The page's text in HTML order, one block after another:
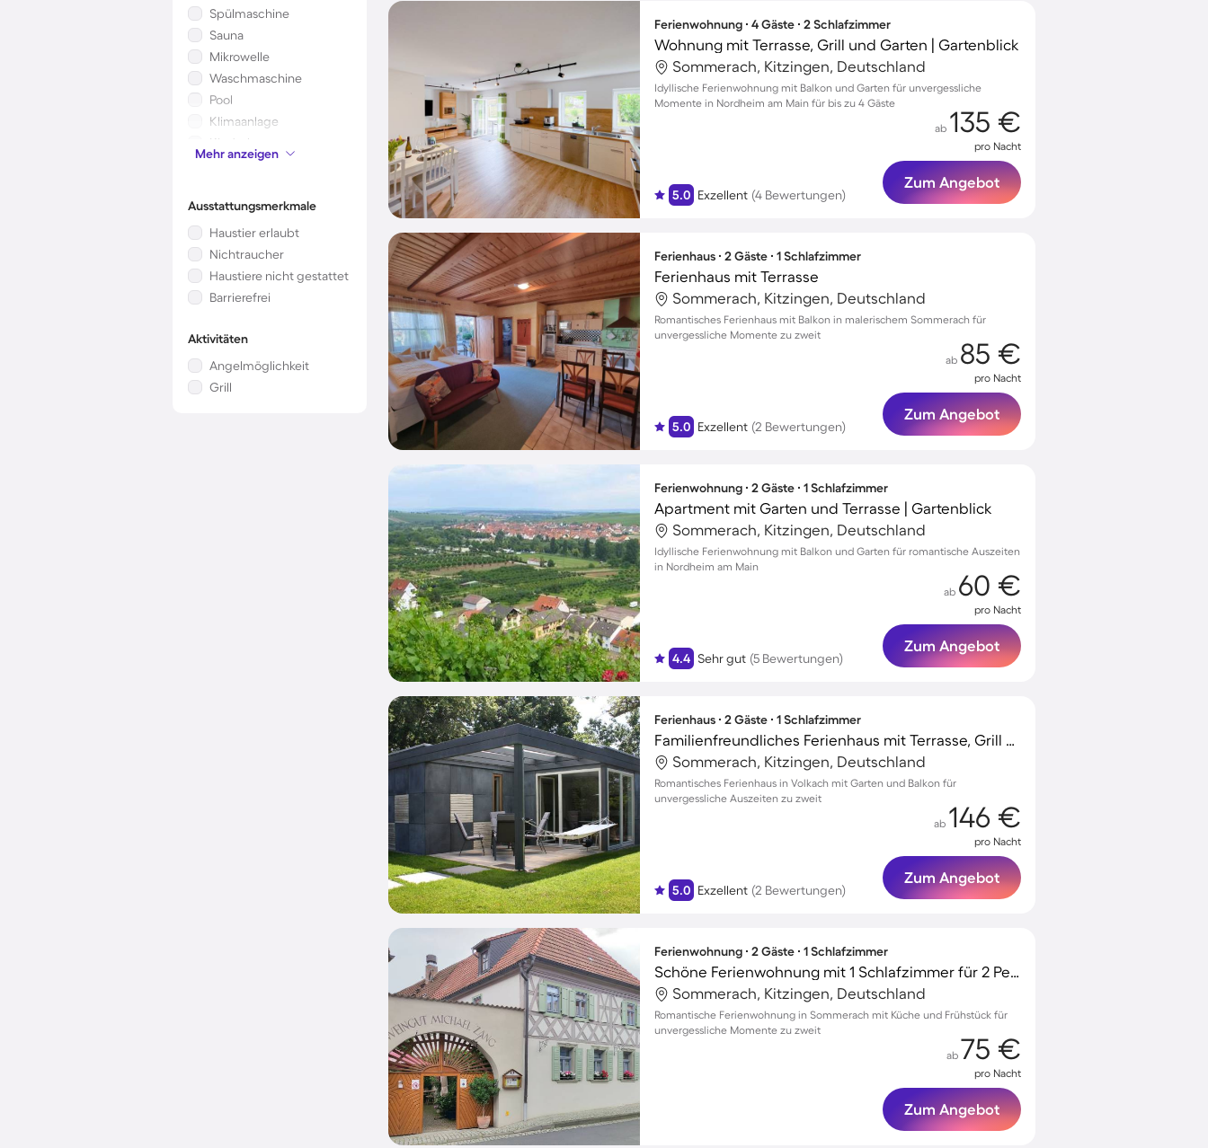
Spülmaschine
Sauna
Mikrowelle
Waschmaschine
Pool
Klimaanlage
Kinderbett
Mehr anzeigen
Ausstattungsmerkmale
Haustier erlaubt
Nichtraucher
Haustiere nicht gestattet
Barrierefrei
Aktivitäten
Angelmöglichkeit
Grill
Ferienwohnung ∙ 4 Gäste ∙ 2 Schlafzimmer
Wohnung mit Terrasse, Grill und Garten | Gartenblick
Sommerach, Kitzingen, Deutschland
Idyllische Ferienwohnung mit Balkon und Garten für unvergessliche
Momente in Nordheim am Main für bis zu 4 Gäste
5.0 Exzellent (4 Bewertungen)
ab 135 €
pro Nacht
Zum Angebot
Ferienhaus ∙ 2 Gäste ∙ 1 Schlafzimmer
Ferienhaus mit Terrasse
Sommerach, Kitzingen, Deutschland
Romantisches Ferienhaus mit Balkon in malerischem Sommerach für
unvergessliche Momente zu zweit
5.0 Exzellent (2 Bewertungen)
ab 85 €
pro Nacht
Zum Angebot
Ferienwohnung ∙ 2 Gäste ∙ 1 Schlafzimmer
Apartment mit Garten und Terrasse | Gartenblick
Sommerach, Kitzingen, Deutschland
Idyllische Ferienwohnung mit Balkon und Garten für romantische Auszeiten
in Nordheim am Main
4.4 Sehr gut (5 Bewertungen)
ab 60 €
pro Nacht
Zum Angebot
Ferienhaus ∙ 2 Gäste ∙ 1 Schlafzimmer
Familienfreundliches Ferienhaus mit Terrasse, Grill und Garten | Gartenblick
Sommerach, Kitzingen, Deutschland
Romantisches Ferienhaus in Volkach mit Garten und Balkon für
unvergessliche Auszeiten zu zweit
5.0 Exzellent (2 Bewertungen)
ab 146 €
pro Nacht
Zum Angebot
Ferienwohnung ∙ 2 Gäste ∙ 1 Schlafzimmer
Schöne Ferienwohnung mit 1 Schlafzimmer für 2 Personen
Sommerach, Kitzingen, Deutschland
Romantische Ferienwohnung in Sommerach mit Küche und Frühstück für
unvergessliche Momente zu zweit
ab 75 €
pro Nacht
Zum Angebot